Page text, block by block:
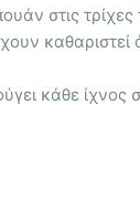
στις τρίχες
καθαριστεί
κάθε ίχνος